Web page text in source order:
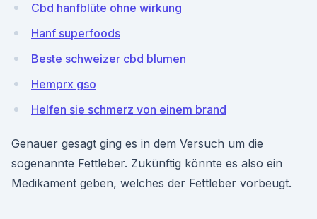
Cbd hanfblüte ohne wirkung
Hanf superfoods
Beste schweizer cbd blumen
Hemprx gso
Helfen sie schmerz von einem brand
Genauer gesagt ging es in dem Versuch um die
sogenannte Fettleber. Zukünftig könnte es also ein
Medikament geben, welches der Fettleber vorbeugt.